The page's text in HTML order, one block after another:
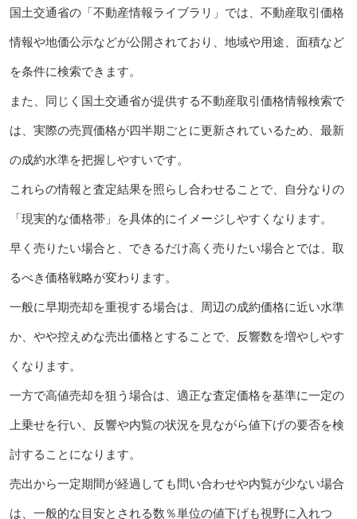
国土交通省の「不動産情報ライブラリ」では、不動産取引価格
情報や地価公示などが公開されており、地域や用途、面積など
を条件に検索できます。
また、同じく国土交通省が提供する不動産取引価格情報検索で
は、実際の売買価格が四半期ごとに更新されているため、最新
の成約水準を把握しやすいです。
これらの情報と査定結果を照らし合わせることで、自分なりの
「現実的な価格帯」を具体的にイメージしやすくなります。
早く売りたい場合と、できるだけ高く売りたい場合とでは、取
るべき価格戦略が変わります。
一般に早期売却を重視する場合は、周辺の成約価格に近い水準
か、やや控えめな売出価格とすることで、反響数を増やしやす
くなります。
一方で高値売却を狙う場合は、適正な査定価格を基準に一定の
上乗せを行い、反響や内覧の状況を見ながら値下げの要否を検
討することになります。
売出から一定期間が経過しても問い合わせや内覧が少ない場合
は、一般的な目安とされる数％単位の値下げも視野に入れつ